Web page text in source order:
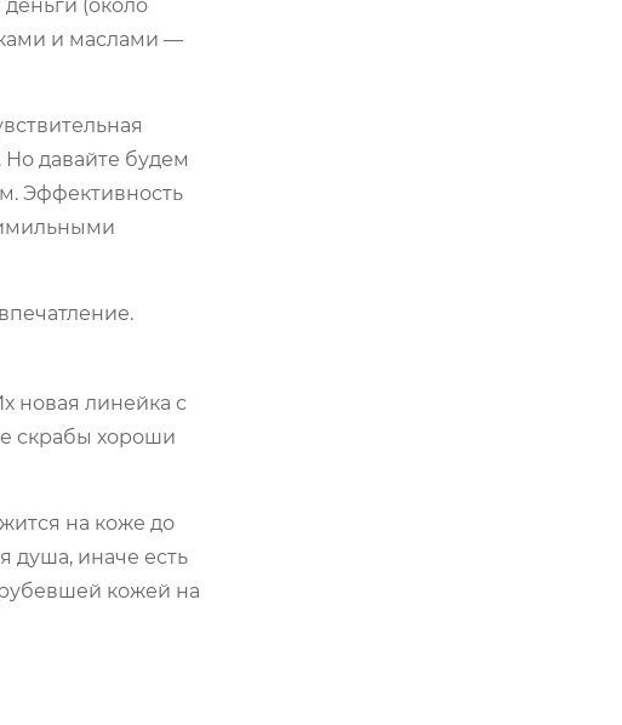
(около
и маслами —
давайте будем
Эффективность
новая линейка с
скрабы хороши
на коже до
душа, иначе есть
кожей на